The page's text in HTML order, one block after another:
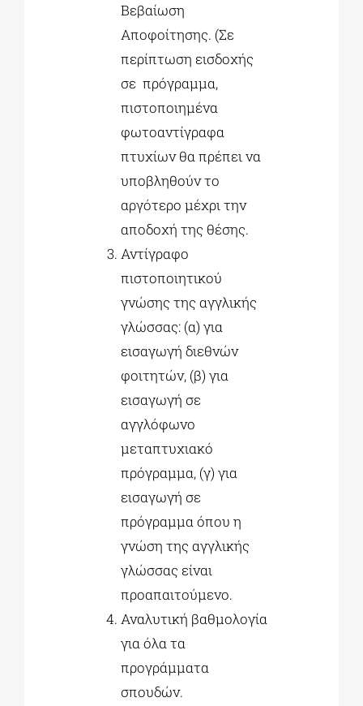
Βεβαίωση
Αποφοίτησης. (Σε
περίπτωση εισδοχής
σε πρόγραμμα,
πιστοποιημένα
φωτοαντίγραφα
πτυχίων θα πρέπει να
υποβληθούν το
αργότερο μέχρι την
αποδοχή της θέσης.
Αντίγραφο
πιστοποιητικού
γνώσης της αγγλικής
γλώσσας: (α) για
εισαγωγή διεθνών
φοιτητών, (β) για
εισαγωγή σε
αγγλόφωνο
μεταπτυχιακό
πρόγραμμα, (γ) για
εισαγωγή σε
πρόγραμμα όπου η
γνώση της αγγλικής
γλώσσας είναι
προαπαιτούμενο.
Αναλυτική βαθμολογία
για όλα τα
προγράμματα
σπουδών.